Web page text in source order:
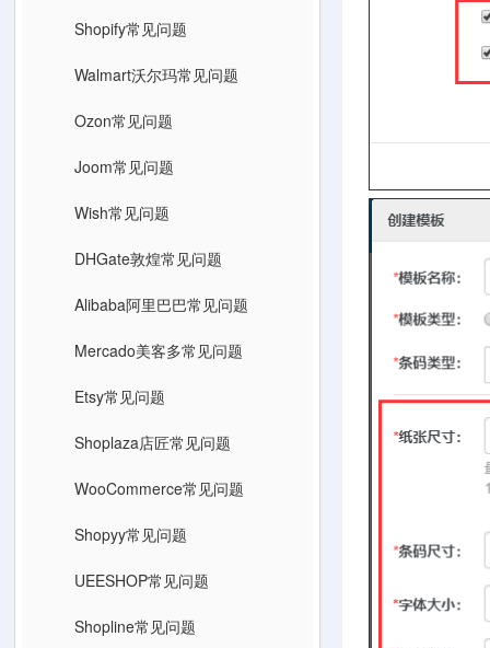
Shopify常见问题
Walmart沃尔玛常见问题
Ozon常见问题
Joom常见问题
Wish常见问题
DHGate敦煌常见问题
Alibaba阿里巴巴常见问题
Mercado美客多常见问题
Etsy常见问题
Shoplaza店匠常见问题
WooCommerce常见问题
Shopyy常见问题
UEESHOP常见问题
Shopline常见问题